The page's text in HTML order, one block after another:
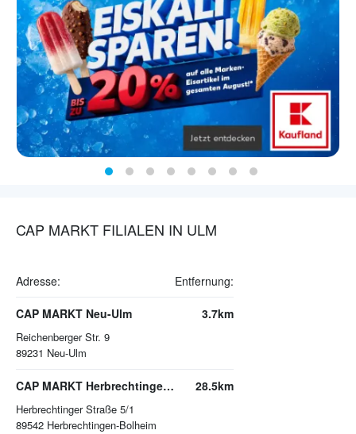
CAP MARKT FILIALEN IN ULM
Adresse: Entfernung:
CAP MARKT Neu-Ulm
Reichenberger Str. 9
89231 Neu-Ulm
3.7km
CAP MARKT Herbrechtingen-Bolheim
Herbrechtinger Straße 5/1
89542 Herbrechtingen-Bolheim
28.5km